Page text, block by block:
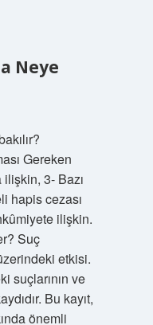
Neye
Gereken
3- Bazı
hapis cezası
ilişkin.
Suç
etkisi.
suçlarının ve
Bu kayıt,
önemli